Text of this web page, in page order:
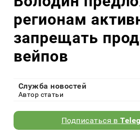
регионам
запрещать
вейпов
Служба новостей
Автор статьи
Подписаться в